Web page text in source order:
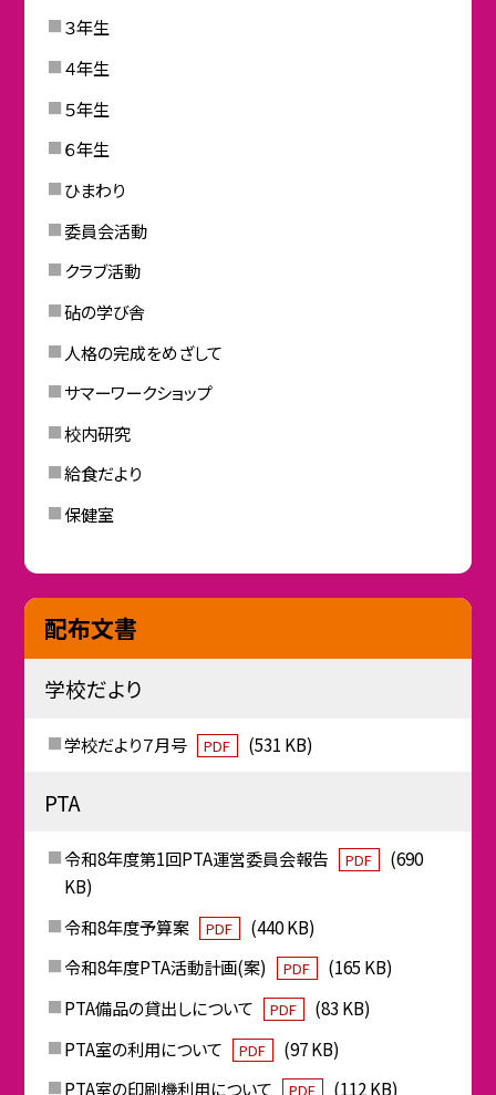
３年生
４年生
５年生
６年生
ひまわり
委員会活動
クラブ活動
砧の学び舎
人格の完成をめざして
サマーワークショップ
校内研究
給食だより
保健室
配布文書
学校だより
学校だより７月号 PDF (531 KB)
PTA
令和8年度第1回PTA運営委員会報告 PDF
(690
KB)
令和8年度予算案
PDF
(440 KB)
令和8年度PTA活動計画(案)
PDF
(165 KB)
PTA備品の貸出しについて
PDF
(83 KB)
PTA室の利用について
PDF
(97 KB)
PTA室の印刷機利用について
PDF (112 KB)